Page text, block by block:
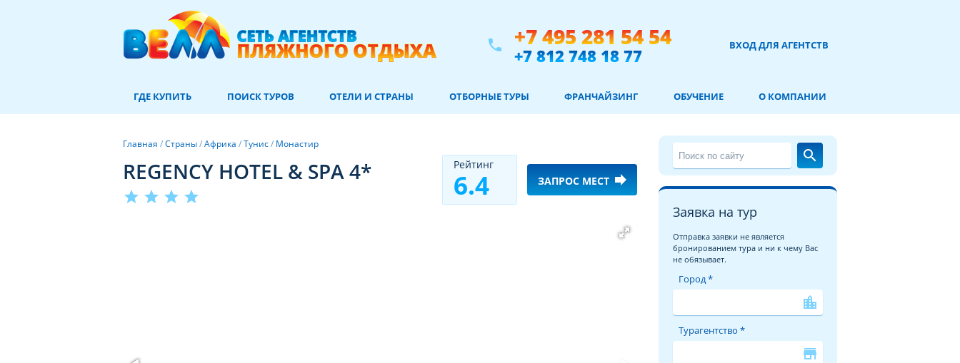
phone +7 495 281 54 54
+7 812 748 18 77 ВХОД ДЛЯ АГЕНТСТВ
ГДЕ КУПИТЬ ПОИСК ТУРОВ ОТЕЛИ И СТРАНЫ ОТБОРНЫЕ ТУРЫ ФРАНЧАЙЗИНГ ОБУЧЕНИЕ О КОМПАНИИ
Главная /Страны/Африка /Тунис/ Монастир
REGENCY HOTEL & SPA 4*
star star star star
Рeйтинг
6.4 ЗАПРОС МЕСТ forward
search
Заявка на тур
Отправка заявки не является
бронированием тура и ни к чему Вас
не обязывает.
Город *
location_city
Турагентство *
store